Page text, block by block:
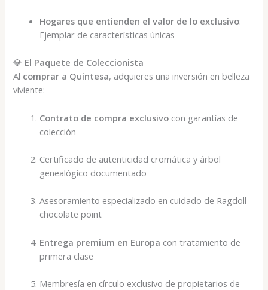
Hogares que entienden el valor de lo exclusivo:
Ejemplar de características únicas
💎 El Paquete de Coleccionista
Al comprar a Quintesa, adquieres una inversión en belleza
viviente:
Contrato de compra exclusivo con garantías de
colección
Certificado de autenticidad cromática y árbol
genealógico documentado
Asesoramiento especializado en cuidado de Ragdoll
chocolate point
Entrega premium en Europa con tratamiento de
primera clase
Membresía en círculo exclusivo de propietarios de